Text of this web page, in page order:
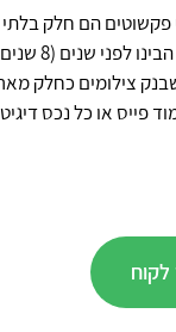
פקשוטים הם חלק
החברה.
צילומים כחלק
פייס או כל נכס